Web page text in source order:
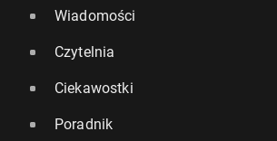
Wiadomości
Czytelnia
Ciekawostki
Poradnik